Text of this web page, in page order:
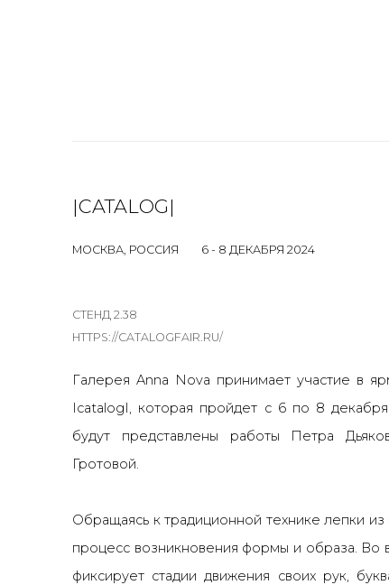
|CATALOG|
МОСКВА, РОССИЯ 6 - 8 ДЕКАБРЯ 2024
СТЕНД 2.38
HTTPS://CATALOGFAIR.RU/
Галерея Anna Nova принимает участие в
IcatalogI, которая пройдет с 6 по 8
будут представлены работы Петра
Гротовой.
Обращаясь к традиционной технике лепки из
процесс возникновения формы и образа. Во
фиксирует стадии движения своих рук,